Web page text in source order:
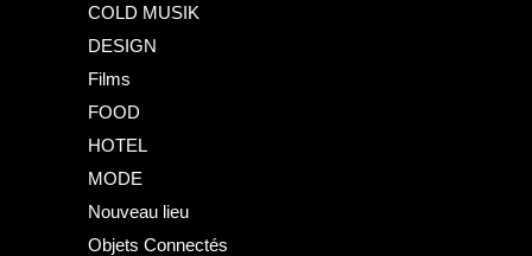
COLD MUSIK
DESIGN
Films
FOOD
HOTEL
MODE
Nouveau lieu
Objets Connectés